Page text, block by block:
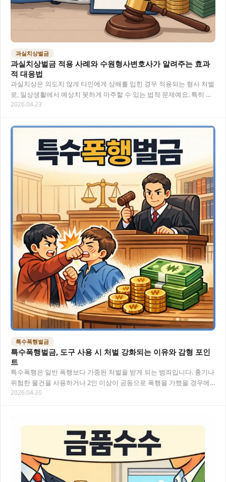
과실치상벌금
과실치상벌금 적용 사례와 수원형사변호사가 알려주는 효과
적 대응법
과실치상은 의도치 않게 타인에게 상해를 입힌 경우 적용되는 형사 처벌
로, 일상생활에서 예상치 못하게 마주할 수 있는 법적 문제예요. 특히 과
실치상으로 인한 벌금 처분은 많은 분들이…
2026.04.23
특수폭행벌금
특수폭행벌금, 도구 사용 시 처벌 강화되는 이유와 감형 포인
트
특수폭행은 일반 폭행보다 가중된 처벌을 받게 되는 범죄입니다. 흉기나
위험한 물건을 사용하거나 2인 이상이 공동으로 폭행을 가했을 경우에
적용되며, 특수폭행벌금은 일반 폭행에 비해…
2026.04.20